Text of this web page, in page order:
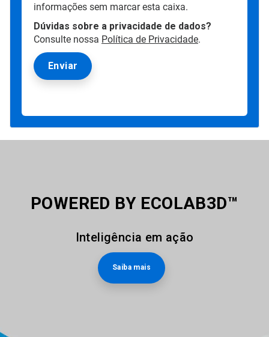
informações sem marcar esta caixa.
Dúvidas sobre a privacidade de dados?
Consulte nossa Política de Privacidade.
POWERED BY ECOLAB3D™
Inteligência em ação
Saiba mais